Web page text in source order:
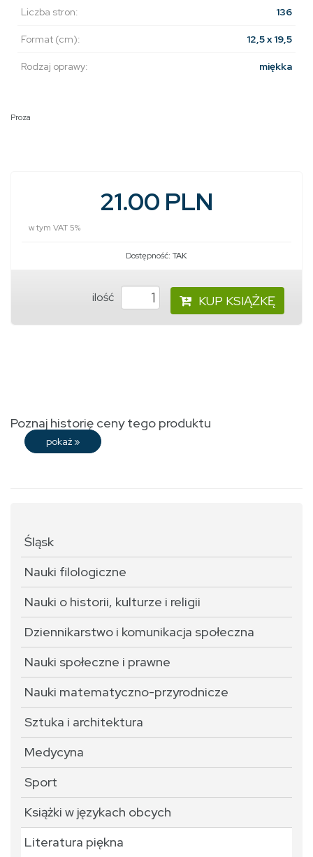
Liczba stron: 136
Format (cm): 12,5 x 19,5
Rodzaj oprawy: miękka
Proza
21.00 PLN
w tym VAT 5%
Dostępność: TAK
ilość KUP KSIĄŻKĘ
Poznaj historię ceny tego produktu
pokaż »
Śląsk
Nauki filologiczne
Nauki o historii, kulturze i religii
Dziennikarstwo i komunikacja społeczna
Nauki społeczne i prawne
Nauki matematyczno-przyrodnicze
Sztuka i architektura
Medycyna
Sport
Książki w językach obcych
Literatura piękna